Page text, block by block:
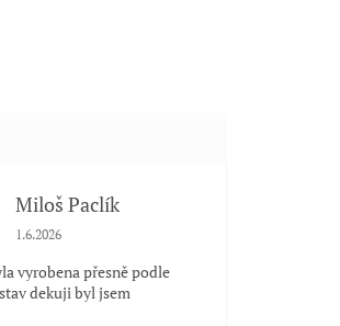
Miloš Paclík
Hodnocení obchodu je 5 z 5 hvězdiček.
1.6.2026
vyrobena přesně podle
dekuji byl jsem